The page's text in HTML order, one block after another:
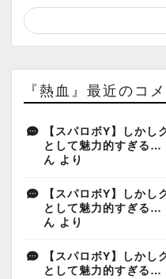
『熱血』最近のコ
【スパロボY】しかし
として魅力的すぎる…
ん より
【スパロボY】しかし
として魅力的すぎる…
ん より
【スパロボY】しかし
として魅力的すぎる…